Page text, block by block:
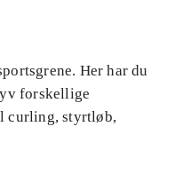
Her har du
forskellige
curling, styrtløb,